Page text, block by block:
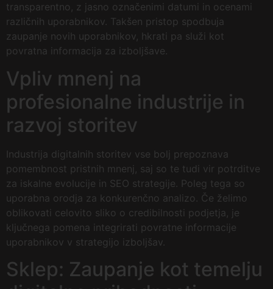
transparentno, z jasno označenimi datumi in ocenami
različnih uporabnikov. Takšen pristop spodbuja
zaupanje novih uporabnikov, hkrati pa služi kot
povratna informacija za izboljšave.
Vpliv mnenj na
profesionalne industrije in
razvoj storitev
Industrija digitalnih storitev vse bolj prepoznava
pomembnost pristnih mnenj, saj so te tudi vir potrditve
za iskalne evolucije in SEO strategije. Poleg tega so
uporabna orodja za konkurenčno analizo. Če želimo
oblikovati celovito sliko o credibilnosti podjetja, je
ključnega pomena integrirati povratne informacije
uporabnikov v strategijo izboljšav.
Sklep: Zaupanje kot temelju